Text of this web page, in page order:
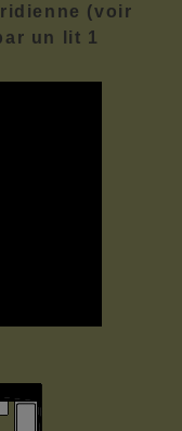
(voir
un lit 1